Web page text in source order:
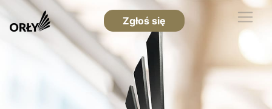
Zgłoś się